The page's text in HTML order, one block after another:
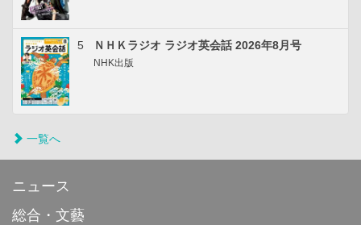
5 ＮＨＫラジオ ラジオ英会話 2026年8月号
NHK出版
一覧へ
ニュース
総合・文藝